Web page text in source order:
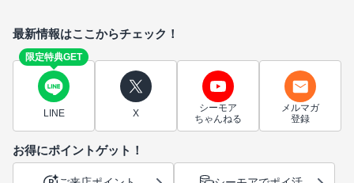
最新情報はここからチェック！
限定特典GET
LINE X
シーモア
ちゃんねる
メルマガ
登録
お得にポイントゲット！